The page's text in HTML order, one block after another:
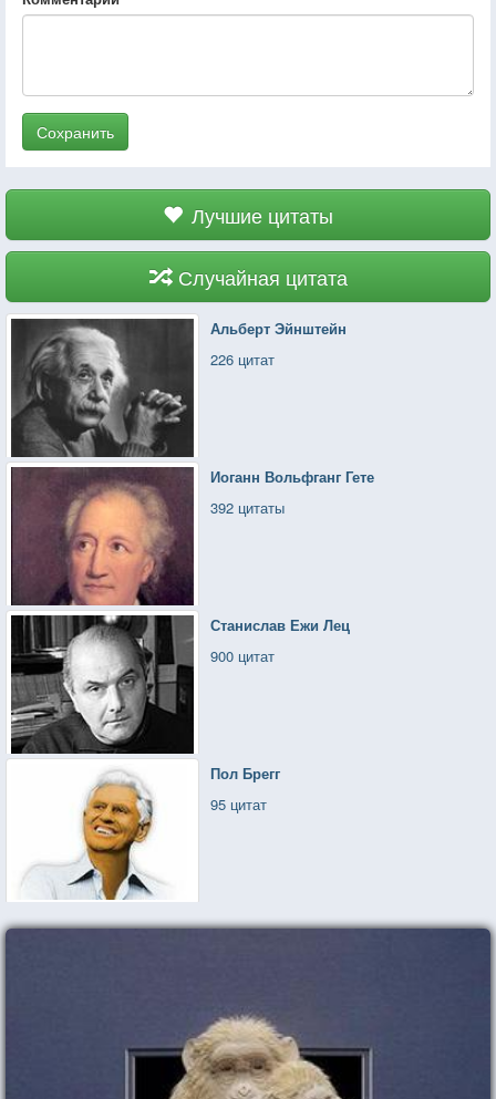
Сохранить
Лучшие цитаты
Случайная цитата
Альберт Эйнштейн
226 цитат
Иоганн Вольфганг Гете
392 цитаты
Станислав Ежи Лец
900 цитат
Пол Брегг
95 цитат